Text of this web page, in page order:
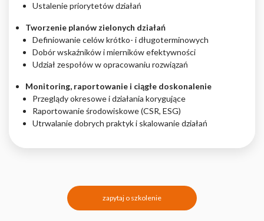
Ustalenie priorytetów działań
Tworzenie planów zielonych działań
Definiowanie celów krótko- i długoterminowych
Dobór wskaźników i mierników efektywności
Udział zespołów w opracowaniu rozwiązań
Monitoring, raportowanie i ciągłe doskonalenie
Przeglądy okresowe i działania korygujące
Raportowanie środowiskowe (CSR, ESG)
Utrwalanie dobrych praktyk i skalowanie działań
zapytaj o szkolenie